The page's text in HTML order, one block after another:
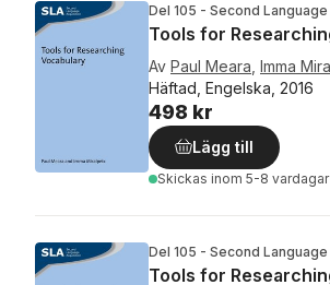
Del 105 - Second
Tools for
Av Paul Meara Imma
Häftad, Engelska, 2016
498 kr
Lägg till
Skickas inom 5-8 vardagar
Del 105 - Second
Tools for